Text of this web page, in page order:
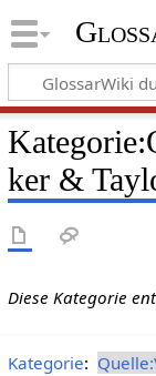
Kategorie:
ker &
Diese Kategorie
Kategorie: